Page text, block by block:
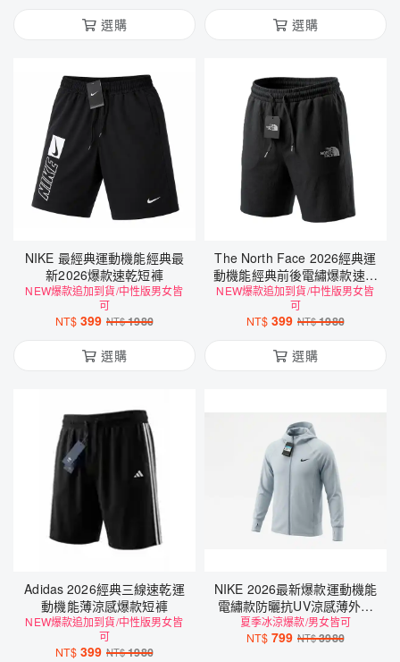
選購 選購
NIKE 最經典運動機能經典最
新2026爆款速乾短褲
NEW爆款追加到貨/中性版男女皆
可
NT$ 399 NT$1980
選購
The North Face 2026經典運
動機能經典前後電繡爆款速乾
短褲
NEW爆款追加到貨/中性版男女皆
可
NT$ 399 NT$1980
選購
Adidas 2026經典三線速乾運
動機能薄涼感爆款短褲
NEW爆款追加到貨/中性版男女皆
可
NT$ 399 NT$1980
NIKE 2026最新爆款運動機能
電繡款防曬抗UV涼感薄外套
(帽沿可拆)
夏季冰涼爆款/男女皆可
NT$ 799 NT$3980